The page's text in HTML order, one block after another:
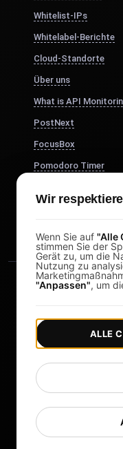
Whitelist-IPs
Whitelabel-Berichte
Cloud-Standorte
Über uns
What is API
PostNext
FocusBox
Pomodoro Timer
DesignerBox
Copyright © 2026
Datenschutzrichtlinie |
Cookie-Einstellungen
Wir
Wenn Sie auf "Alle
stimmen Sie der
Gerät zu, um die
Nutzung zu
"Anpassen", um
ALLE